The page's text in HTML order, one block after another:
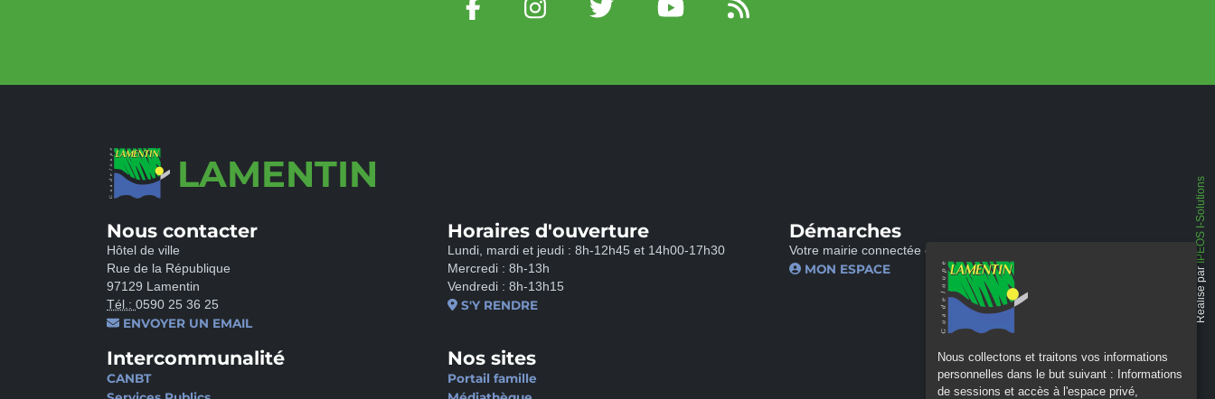
Nous collectons et traitons vos informations
personnelles dans le but suivant :
Informations
de sessions et accès à l'espace privé,
LAMENTIN
Nous contacter
Hôtel de ville
Rue de la République
97129 Lamentin
Tél.: 0590 25 36 25
ENVOYER UN EMAIL
Horaires d'ouverture
Lundi, mardi et jeudi : 8h-12h45 et 14h00-17h30
Mercredi : 8h-13h
Vendredi : 8h-13h15
S'Y RENDRE
Démarches
Votre mairie connectée et disponible 24/24
MON ESPACE
Intercommunalité
CANBT
Nos sites
Portail famille
Réalisé par
IPEOS I-Solutions